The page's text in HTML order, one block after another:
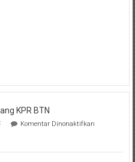
KPR BTN
Komentar Dinonaktifkanpada